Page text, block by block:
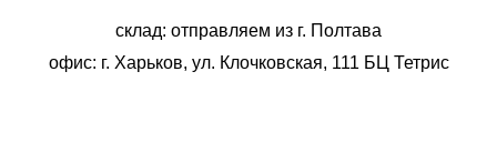
склад: отправляем из г. Полтава
офис: г. Харьков, ул. Клочковская, 111 БЦ Тетрис